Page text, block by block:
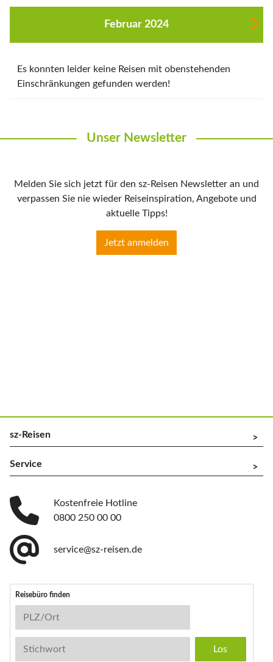
Februar 2024
Es konnten leider keine Reisen mit obenstehenden
Einschränkungen gefunden werden!
Unser Newsletter
Melden Sie sich jetzt für den sz-Reisen Newsletter an und
verpassen Sie nie wieder Reiseinspiration, Angebote und
aktuelle Tipps!
Jetzt anmelden
sz-Reisen ^
Service ^
Kostenfreie Hotline
0800 250 00 00
service@sz-reisen.de
Reisebüro finden
Reisebüro-Suche
PLZ/Ort